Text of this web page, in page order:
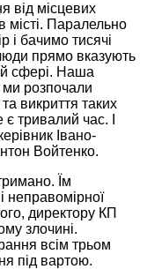
від місцевих
місті. Паралельно
і бачимо тисячі
прямо вказують
сфері. Наша
ми розпочали
викриття таких
тривалий час. І
Івано-
Войтенко.
Їм
неправомірної
директору КП
злочині.
всім трьом
під вартою.